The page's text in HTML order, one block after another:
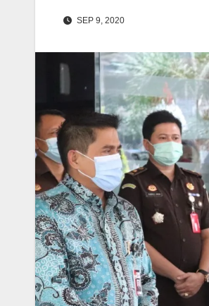
SEP 9, 2020